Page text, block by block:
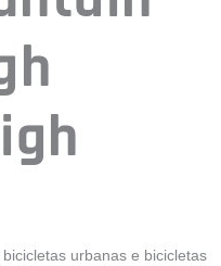
urbanas e bicicletas